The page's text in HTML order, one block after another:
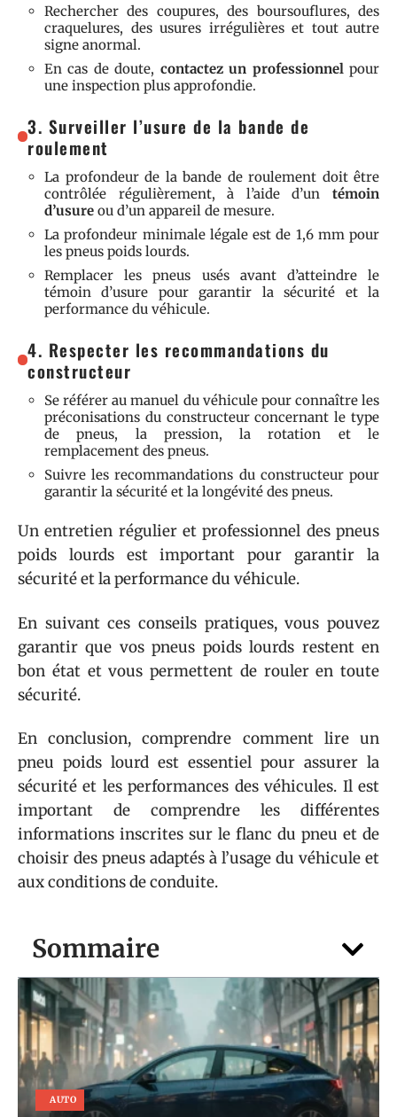
Sommaire
AUTO
Rechercher des coupures, des boursouflures, des
craquelures, des usures irrégulières et tout autre
signe anormal.
En cas de doute, contactez un professionnelpour
une inspection plus approfondie.
3. Surveiller l’usure de la bande de
roulement
La profondeur de la bande de roulement doit être
contrôlée régulièrement, à l’aide d’un témoin
d’usure ou d’un appareil de mesure.
La profondeur minimale légale est de 1,6 mm pour
les pneus poids lourds.
Remplacer les pneus usés avant d’atteindre le
témoin d’usure pour garantir la sécurité et la
performance du véhicule.
4. Respecter les recommandations du
constructeur
Se référer au manuel du véhicule pour connaître les
préconisations du constructeur concernant le type
de pneus, la pression, la rotation et le
remplacement des pneus.
Suivre les recommandations du constructeur pour
garantir la sécurité et la longévité des pneus.
Un entretien régulier et professionnel des pneus
poids lourds est important pour garantir la
sécurité et la performance du véhicule.
En suivant ces conseils pratiques, vous pouvez
garantir que vos pneus poids lourds restent en
bon état et vous permettent de rouler en toute
sécurité.
En conclusion, comprendre comment lire un
pneu poids lourd est essentiel pour assurer la
sécurité et les performances des véhicules. Il est
important de comprendre les différentes
informations inscrites sur le flanc du pneu et de
choisir des pneus adaptés à l’usage du véhicule et
aux conditions de conduite.